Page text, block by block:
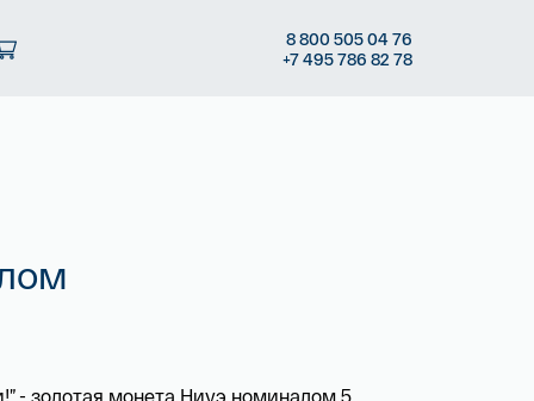
8800 50504 76
+7495 786 82 78